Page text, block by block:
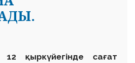
қыркүйегінде сағат